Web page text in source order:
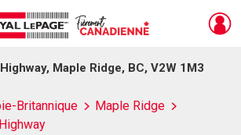
Maple Ridge, BC, V2W 1M3
Britannique
Maple Ridge